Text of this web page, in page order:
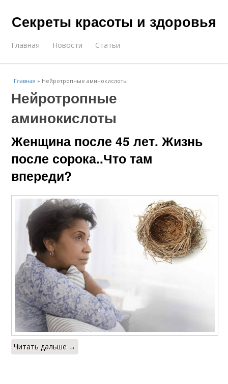
Секреты красоты и здоровья
Главная Новости Статьи
Главная » Нейротропные аминокислоты
Нейротропные
аминокислоты
Женщина после 45 лет. Жизнь
после сорока..Что там
впереди?
Читать дальше →